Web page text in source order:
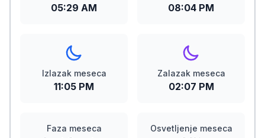
05:29 AM 08:04 PM
Izlazak meseca
11:05 PM
Zalazak meseca
02:07 PM
Faza meseca Osvetljenje meseca